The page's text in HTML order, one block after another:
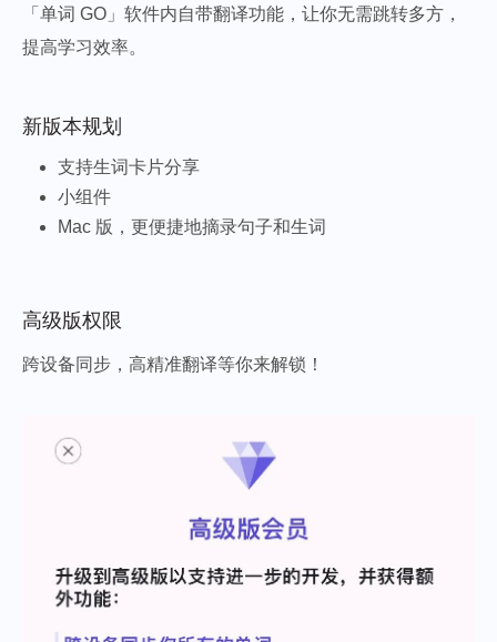
「单词 GO」软件内自带翻译功能，让你无需跳转多方，
提高学习效率。
新版本规划
支持生词卡片分享
小组件
Mac 版，更便捷地摘录句子和生词
高级版权限
跨设备同步，高精准翻译等你来解锁！